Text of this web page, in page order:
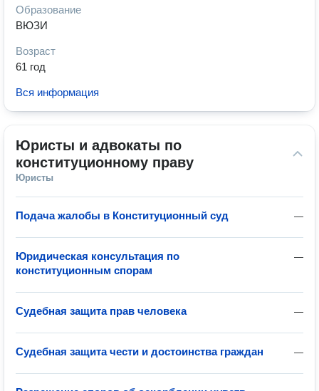
Образование
ВЮЗИ
Возраст
61 год
Вся информация
Юристы и адвокаты по
конституционному праву
Юристы
—
Подача жалобы в Конституционный суд
—
Юридическая консультация по
конституционным спорам
—
Судебная защита прав человека
—
Судебная защита чести и достоинства граждан